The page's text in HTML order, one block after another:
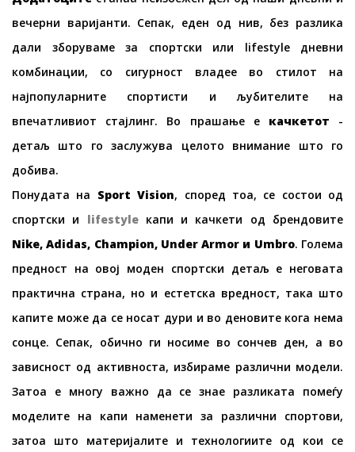
вечерни варијанти. Сепак, еден од нив, без разлика
дали зборуваме за спортски или lifestyle дневни
комбинации, со сигурност владее во стилот на
најпопуларните спортисти и љубителите на
впечатливиот стајлинг. Во прашање е качкетот -
детаљ што го заслужува целото внимание што го
добива.
Понудата на Sport Vision, според тоа, се состои од
спортски и lifestyleкапи и качкети од брендовите
Nike, Adidas, Champion, Under Armor и Umbro. Голема
предност на овој моден спортски детаљ е неговата
практична страна, но и естетска вредност, така што
капите може да се носат дури и во деновите кога нема
сонце. Сепак, обично ги носиме во сончев ден, а во
зависност од активноста, избираме различни модели.
Затоа е многу важно да се знае разликата помеѓу
моделите на капи наменети за различни спортови,
затоа што материјалите и технологиите од кои се